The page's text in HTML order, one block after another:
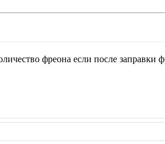
фреона если после